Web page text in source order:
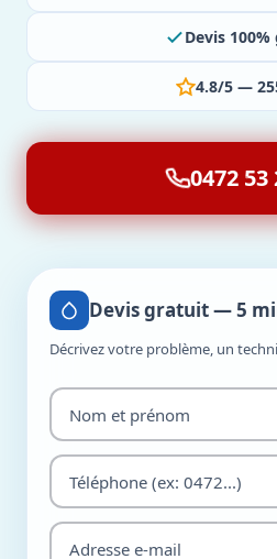
Devis
4.8/5 —
0472 53
Devis gratuit — 5
Décrivez votre problème, un